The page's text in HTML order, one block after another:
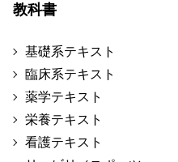
教科書
基礎系テキスト
臨床系テキスト
薬学テキスト
栄養テキスト
看護テキスト